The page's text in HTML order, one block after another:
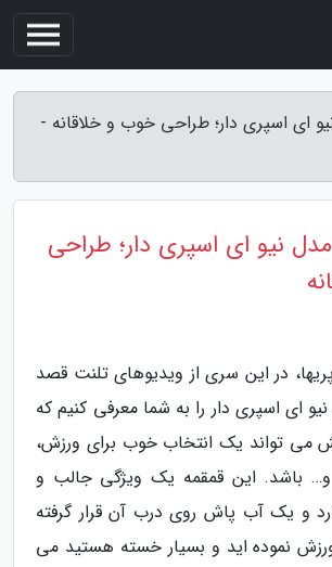
ای اسپری دار؛ طراحی خوب و خلاقانه -
مدل نیو ای اسپری دار؛ طراحی
در این سری از ویدیوهای تلنت قصد
ای اسپری دار را به شما معرفی کنیم که
می تواند یک انتخاب خوب برای ورزش،
و… باشد. این قمقمه یک ویژگی جالب و
و یک آب پاش روی درب آن قرار گرفته
نموده اید و بسیار خسته هستید می